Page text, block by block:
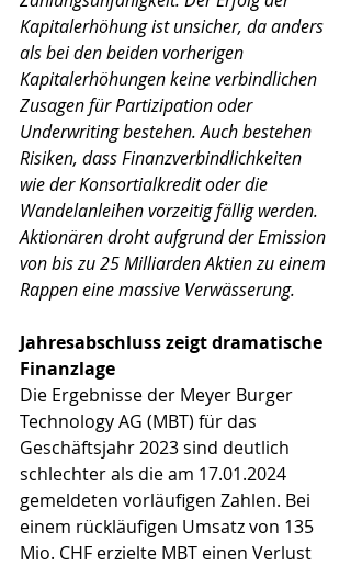
Kapitalerhöhung ist unsicher, da anders
als bei den beiden vorherigen
Kapitalerhöhungen keine verbindlichen
Zusagen für Partizipation oder
Underwriting bestehen. Auch bestehen
Risiken, dass Finanzverbindlichkeiten
wie der Konsortialkredit oder die
Wandelanleihen vorzeitig fällig werden.
Aktionären droht aufgrund der Emission
von bis zu 25 Milliarden Aktien zu einem
Rappen eine massive Verwässerung.
Jahresabschluss zeigt dramatische
Finanzlage
Die Ergebnisse der Meyer Burger
Technology AG (MBT) für das
Geschäftsjahr 2023 sind deutlich
schlechter als die am 17.01.2024
gemeldeten vorläufigen Zahlen. Bei
einem rückläufigen Umsatz von 135
Mio. CHF erzielte MBT einen Verlust